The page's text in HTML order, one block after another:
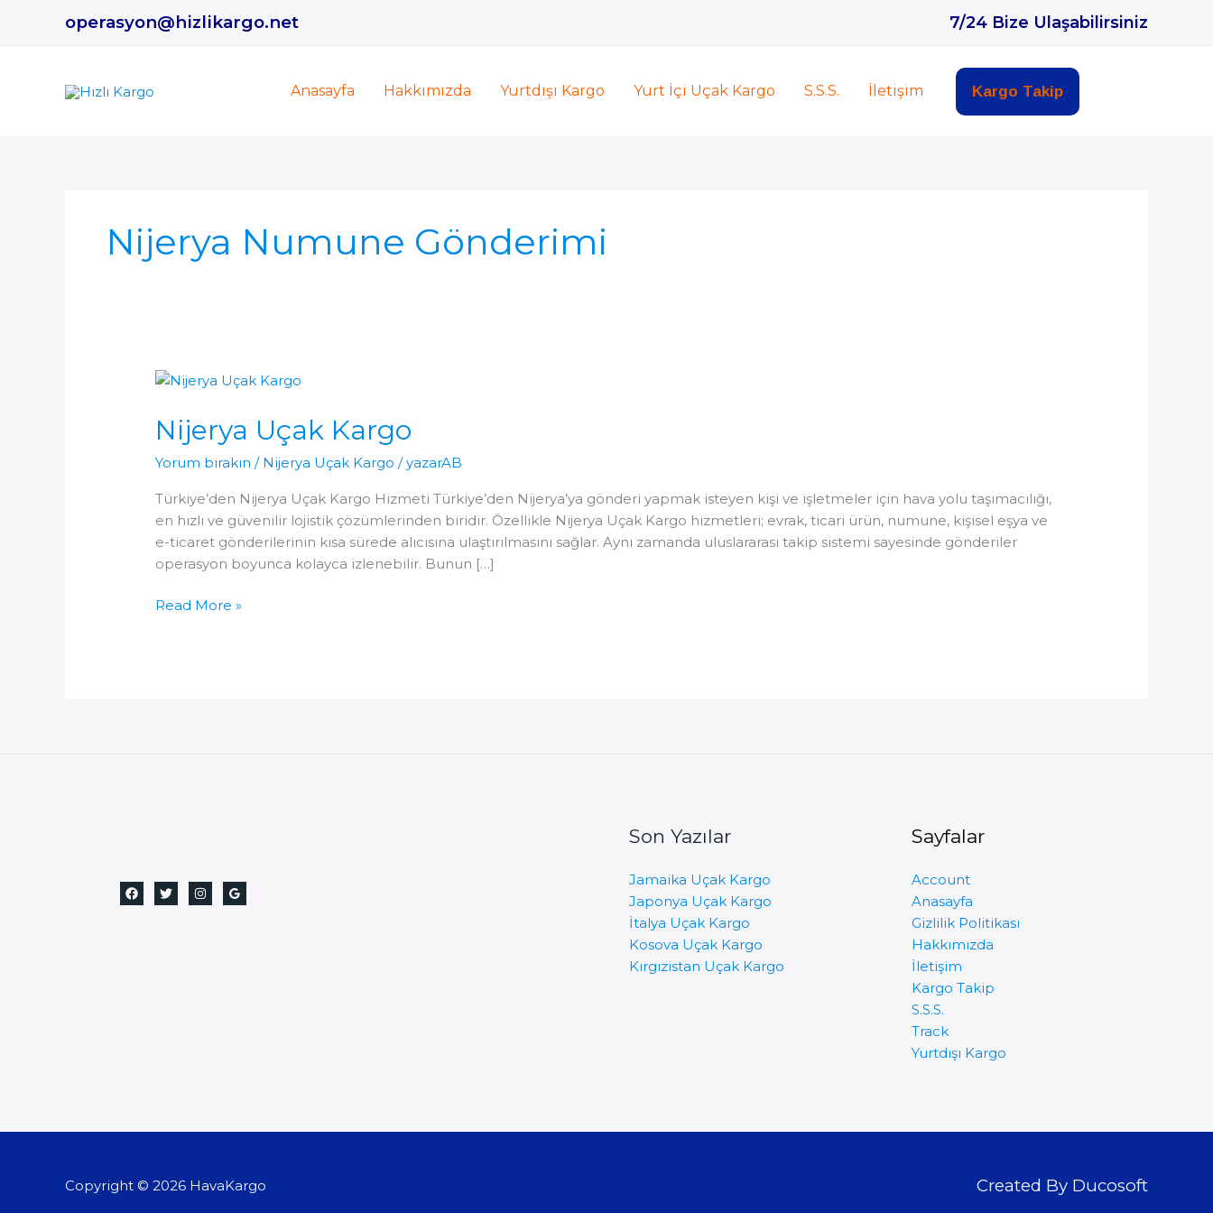
operasyon@hizlikargo.net 7/24 Bize Ulaşabilirsiniz
Anasayfa Hakkımızda Yurtdışı Kargo Yurt İçi Uçak Kargo S.S.S. İletişim Kargo Takip
Nijerya Numune Gönderimi
Nijerya Uçak Kargo
Yorum bırakın / Nijerya Uçak Kargo /yazarAB
Türkiye’den Nijerya Uçak Kargo Hizmeti Türkiye’den Nijerya’ya gönderi yapmak isteyen kişi ve işletmeler için hava yolu taşımacılığı,
en hızlı ve güvenilir lojistik çözümlerinden biridir. Özellikle Nijerya Uçak Kargo hizmetleri; evrak, ticari ürün, numune, kişisel eşya ve
e-ticaret gönderilerinin kısa sürede alıcısına ulaştırılmasını sağlar. Aynı zamanda uluslararası takip sistemi sayesinde gönderiler
operasyon boyunca kolayca izlenebilir. Bunun […]
Nijerya
Read More »
Son Yazılar
Jamaika Uçak Kargo
Japonya Uçak Kargo
İtalya Uçak Kargo
Kosova Uçak Kargo
Kırgızistan Uçak Kargo
Sayfalar
Account
Anasayfa
Gizlilik Politikası
Hakkımızda
İletişim
Kargo Takip
S.S.S.
Track
Yurtdışı Kargo
Copyright © 2026 HavaKargo Created By Ducosoft